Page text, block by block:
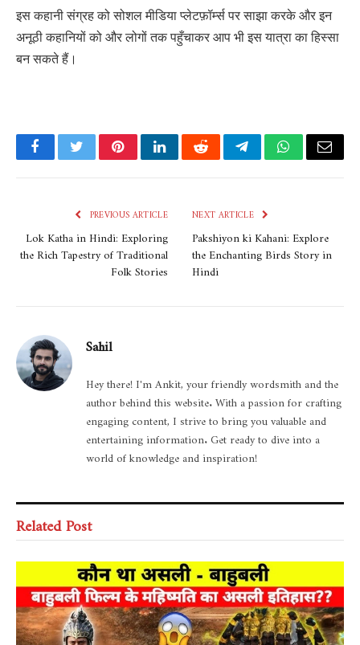
इस कहानी संग्रह को सोशल मीडिया प्लेटफ़ॉर्म्स पर साझा करके और इन
अनूठी कहानियों को और लोगों तक पहुँचाकर आप भी इस यात्रा का हिस्सा
बन सकते हैं।
FacebookTwitterPinterestLinkedInRedditTelegramWhatsApp
Email
PREVIOUS ARTICLE
Lok Katha in Hindi: Exploring
the Rich Tapestry of Traditional
Folk Stories
NEXT ARTICLE
Pakshiyon ki Kahani: Explore
the Enchanting Birds Story in
Hindi
Sahil
Hey there! I'm Ankit, your friendly wordsmith and the
author behind this website. With a passion for crafting
engaging content, I strive to bring you valuable and
entertaining information. Get ready to dive into a
world of knowledge and inspiration!
Related Post